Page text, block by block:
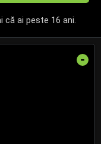
că ai peste 16 ani.
-